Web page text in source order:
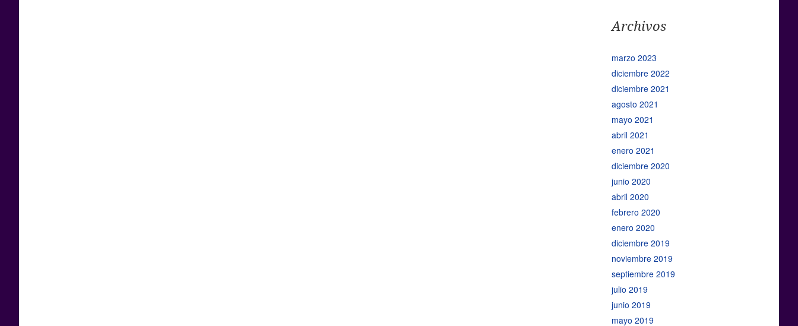
Archivos
marzo 2023
diciembre 2022
diciembre 2021
agosto 2021
mayo 2021
abril 2021
enero 2021
diciembre 2020
junio 2020
abril 2020
febrero 2020
enero 2020
diciembre 2019
noviembre 2019
septiembre 2019
julio 2019
junio 2019
mayo 2019